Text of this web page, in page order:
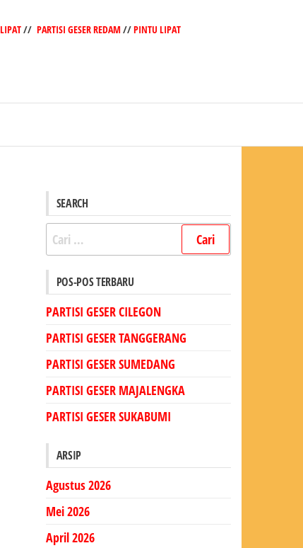
// PARTISI GESER REDAM//PINTU LIPAT
SEARCH
Cari
untuk:
POS-POS TERBARU
PARTISI GESER CILEGON
PARTISI GESER TANGGERANG
PARTISI GESER SUMEDANG
PARTISI GESER MAJALENGKA
PARTISI GESER SUKABUMI
ARSIP
Agustus 2026
Mei 2026
April 2026